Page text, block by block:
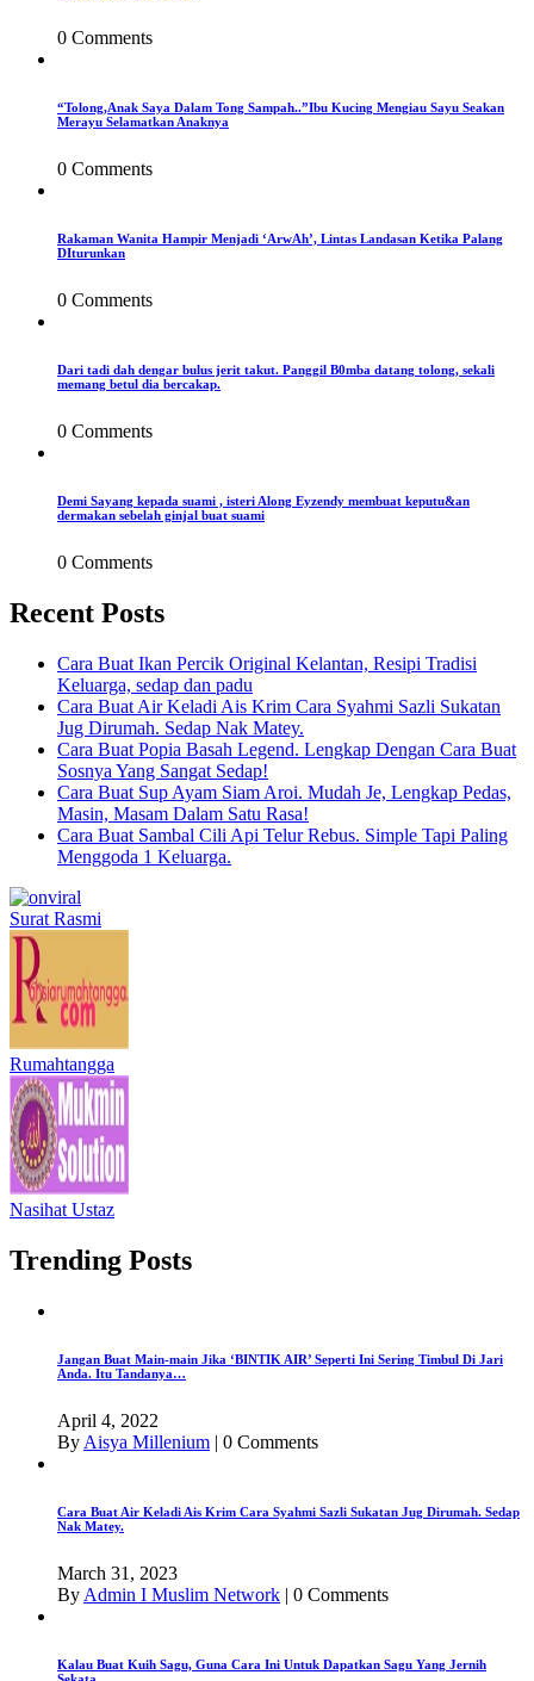
0 Comments
“Tolong,Anak Saya Dalam Tong Sampah..”Ibu Kucing Mengiau Sayu Seakan
Merayu Selamatkan Anaknya
0 Comments
Rakaman Wanita Hampir Menjadi ‘ArwAh’, Lintas Landasan Ketika Palang
DIturunkan
0 Comments
Dari tadi dah dengar bulus jerit takut. Panggil B0mba datang tolong, sekali
memang betul dia bercakap.
0 Comments
Demi Sayang kepada suami , isteri Along Eyzendy membuat keputu&an
dermakan sebelah ginjal buat suami
0 Comments
Recent Posts
Cara Buat Ikan Percik Original Kelantan, Resipi Tradisi
Keluarga, sedap dan padu
Cara Buat Air Keladi Ais Krim Cara Syahmi Sazli Sukatan
Jug Dirumah. Sedap Nak Matey.
Cara Buat Popia Basah Legend. Lengkap Dengan Cara Buat
Sosnya Yang Sangat Sedap!
Cara Buat Sup Ayam Siam Aroi. Mudah Je, Lengkap Pedas,
Masin, Masam Dalam Satu Rasa!
Cara Buat Sambal Cili Api Telur Rebus. Simple Tapi Paling
Menggoda 1 Keluarga.
Surat Rasmi
Rumahtangga
Nasihat Ustaz
Trending Posts
Jangan Buat Main-main Jika ‘BINTIK AIR’ Seperti Ini Sering Timbul Di Jari
Anda. Itu Tandanya…
April 4, 2022
By Aisya Millenium | 0 Comments
Cara Buat Air Keladi Ais Krim Cara Syahmi Sazli Sukatan Jug Dirumah. Sedap
Nak Matey.
March 31, 2023
By Admin I Muslim Network | 0 Comments
Kalau Buat Kuih Sagu, Guna Cara Ini Untuk Dapatkan Sagu Yang Jernih
Sekata.